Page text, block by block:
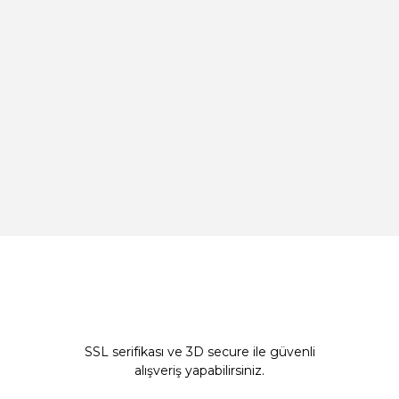
SSL serifikası ve 3D secure ile güvenli
alışveriş yapabilirsiniz.